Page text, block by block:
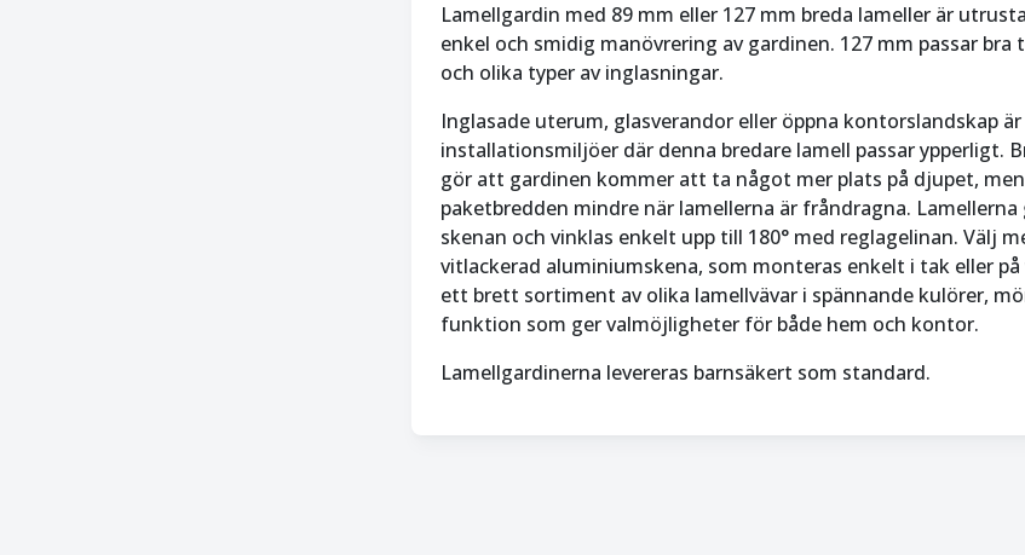
Lamellgardin med 89 mm eller 127 mm breda lameller är
enkel och smidig manövrering av gardinen. 127 mm passar
och olika typer av inglasningar.
Inglasade uterum, glasverandor eller öppna kontorslandskap
installationsmiljöer där denna bredare lamell passar ypperligt.
gör att gardinen kommer att ta något mer plats på djupet,
paketbredden mindre när lamellerna är fråndragna.
skenan och vinklas enkelt upp till 180° med reglagelinan. Välj
vitlackerad aluminiumskena, som monteras enkelt i tak eller på
ett brett sortiment av olika lamellvävar i spännande kulörer,
funktion som ger valmöjligheter för både hem och kontor.
Lamellgardinerna levereras barnsäkert som standard.